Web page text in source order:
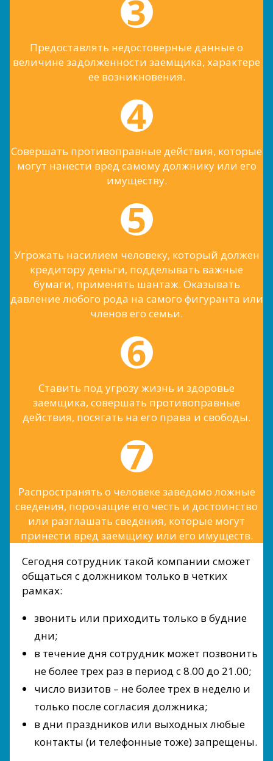
Предоставлять недостоверные данные о
величине задолженности заемщика, характере
ее возникновения.
Совершать противоправные действия, которые
могут нанести вред самому должнику или его
имуществу.
Угрожать насилием человеку, который должен
кредитору деньги, подделывать важные
бумаги, применять шантаж. Оказывать
давление любого рода на самого фигуранта или
членов его семьи.
Ставить под угрозу жизнь и здоровье
заемщика, совершать противоправные
действия, посягать на его права и свободы.
Распространять о человеке заведомо ложные
сведения, порочащие его честь и достоинство
или разглашать сведения, которые могут
принести вред заемщику или его имуществ.
Сегодня сотрудник такой компании сможет
общаться с должником только в четких
рамках:
звонить или приходить только в будние
дни;
в течение дня сотрудник может позвонить
не более трех раз в период с 8.00 до 21.00;
число визитов – не более трех в неделю и
только после согласия должника;
в дни праздников или выходных любые
контакты (и телефонные тоже) запрещены.